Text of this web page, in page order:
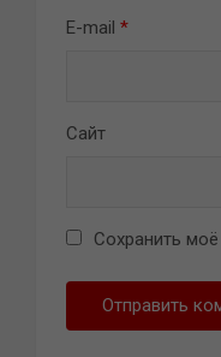
E-mail *
Сайт
Сохранить